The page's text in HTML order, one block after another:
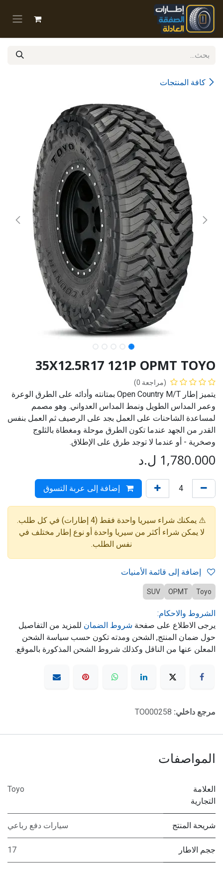
تخطي للذهاب إلى المحتوى
كافة المنتجات
35X12.5R17 121P OPMT TOYO
(مراجعة 0)
يتميز إطار Open Country M/T بمتانته وأدائه على الطرق الوعرة
وعمر المداس الطويل ونمط المداس العدواني. وهو مصمم
لمساعدة الشاحنات على العمل بجد على الرصيف ثم العمل بنفس
القدر من الجهد عندما تكون الطرق موحلة ومغطاة بالثلوج
وصخرية - أو عندما لا توجد طرق على الإطلاق.
1,780.000 ل.د
إضافة إلى عربة التسوق
⚠️ يمكنك شراء سيريا واحدة فقط (4 إطارات) في كل طلب.
لا يمكن شراء أكثر من سيريا واحدة أو نوع إطار مختلف في
نفس الطلب.
Toyo
OPMT
SUV
الشروط والاحكام:
يرجى الاطلاع على صفحة شروط الضمان للمزيد من التفاصيل
حول ضمان المنتج, الشحن ومدته تكون حسب سياسة الشحن
المعلن عنها من الناقل وكذلك شروط الشحن المذكورة بالموقع.
مرجع داخلي: TO000258
المواصفات
العلامة
التجارية
Toyo
شريحة المنتج سيارات دفع رباعي
ججم الاطار 17